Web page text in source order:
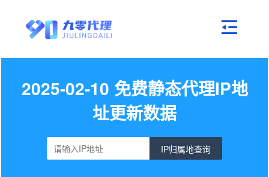
2025-02-10 免费静态代理IP地
址更新数据
IP归属地查询